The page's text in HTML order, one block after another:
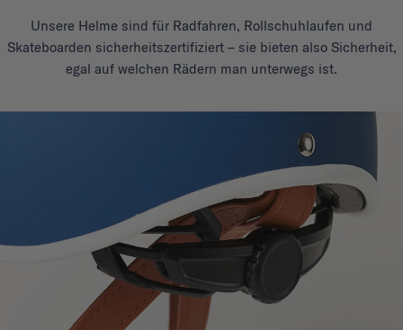
Unsere Helme sind für Radfahren, Rollschuhlaufen und
Skateboarden sicherheitszertifiziert – sie bieten also Sicherheit,
egal auf welchen Rädern man unterwegs ist.